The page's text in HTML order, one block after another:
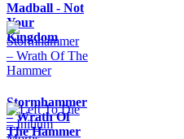
Madball - Not
Your
Kingdom
Stormhammer
– Wrath Of
The Hammer